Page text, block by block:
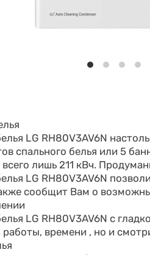
LG RH80V3AV6N
спального белья или 5
лишь 211 кВч.
LG RH80V3AV6N
сообщит Вам о
LG RH80V3AV6N с
времени , но и